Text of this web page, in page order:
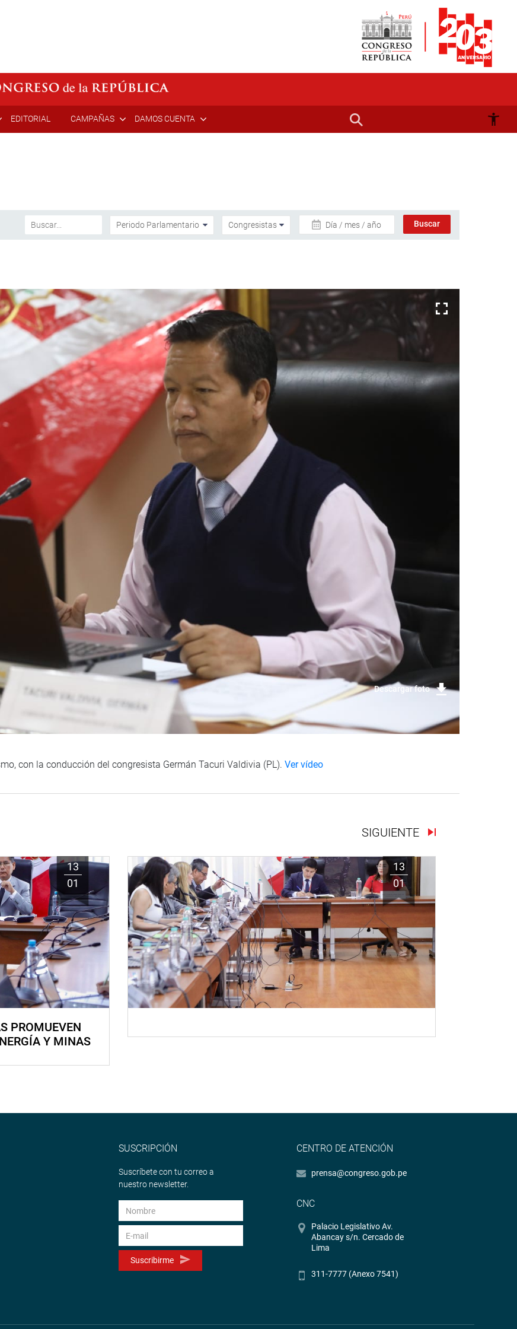
EDITORIAL CAMPAÑAS DAMOS CUENTA
Día / mes / año
Descargar foto
con la conducción del congresista Germán Tacuri Valdivia (PL). Ver vídeo
SIGUIENTE
13
01
PROMUEVEN
Y MINAS
13
01
SUSCRIPCIÓN
Suscríbete con tu correo a
nuestro newsletter.
Suscribirme
CENTRO DE ATENCIÓN
prensa@congreso.gob.pe
CNC
Palacio Legislativo Av.
Abancay s/n. Cercado de
Lima
311-7777 (Anexo 7541)